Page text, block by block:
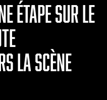
ÉTAPE SUR LE
LA SCÈNE